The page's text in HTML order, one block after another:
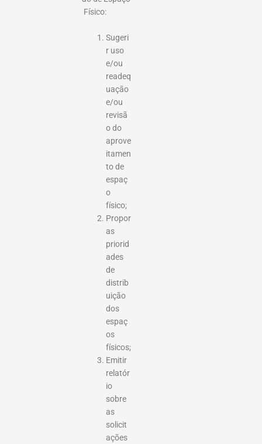
Físico:
Sugeri
r uso
e/ou
readeq
uação
e/ou
revisã
o do
aprove
itamen
to de
espaç
o
físico;
Propor
as
priorid
ades
de
distrib
uição
dos
espaç
os
físicos;
Emitir
relatór
io
sobre
as
solicit
ações